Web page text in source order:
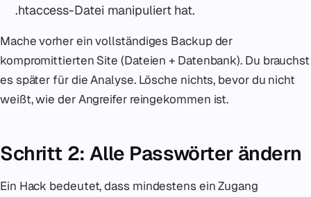
.htaccess-Datei manipuliert hat.
Mache vorher ein vollständiges Backup der
kompromittierten Site (Dateien + Datenbank). Du brauchst
es später für die Analyse. Lösche nichts, bevor du nicht
weißt, wie der Angreifer reingekommen ist.
Schritt 2: Alle Passwörter ändern
Ein Hack bedeutet, dass mindestens ein Zugang